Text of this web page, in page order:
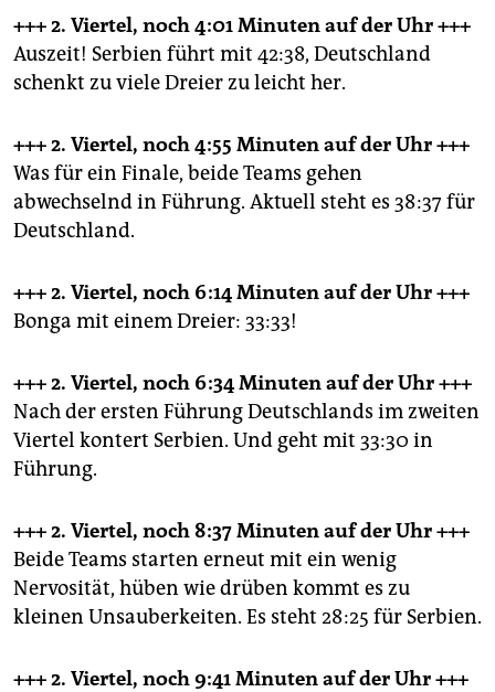
+++ 2. Viertel, noch 4:01 Minutenauf der Uhr +++
Auszeit! Serbien führt mit 42:38, Deutschland
schenkt zu viele Dreier zu leicht her.
+++ 2. Viertel, noch 4:55 Minutenauf der Uhr +++
Was für ein Finale, beide Teams gehen
abwechselnd in Führung. Aktuell steht es 38:37 für
Deutschland.
+++ 2. Viertel, noch 6:14 Minutenauf der Uhr +++
Bonga mit einem Dreier: 33:33!
+++ 2. Viertel, noch 6:34 Minutenauf der Uhr +++
Nach der ersten Führung Deutschlands im zweiten
Viertel kontert Serbien. Und geht mit 33:30 in
Führung.
+++ 2. Viertel, noch 8:37 Minutenauf der Uhr +++
Beide Teams starten erneut mit ein wenig
Nervosität, hüben wie drüben kommt es zu
kleinen Unsauberkeiten. Es steht 28:25 für Serbien.
+++ 2. Viertel, noch 9:41 Minutenauf der Uhr +++